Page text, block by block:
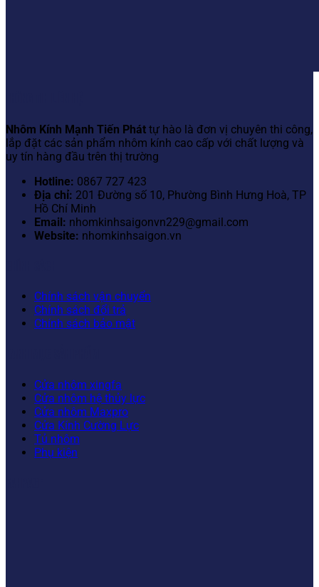
Nhôm Kính Mạnh Tiến Phát tự hào là đơn vị chuyên thi công,
lắp đặt các sản phẩm nhôm kính cao cấp với chất lượng và
uy tín hàng đầu trên thị trường
Hotline: 0867 727 423
Địa chỉ: 201 Đường số 10, Phường Bình Hưng Hoà, TP
Hồ Chí Minh
Email: nhomkinhsaigonvn229@gmail.com
Website: nhomkinhsaigon.vn
Chính sách vận chuyển
Chính sách đổi trả
Chính sách bảo mật
Cửa nhôm xingfa
Cửa nhôm hệ thủy lực
Cửa nhôm Maxpro
Cửa Kính Cường Lực
Tủ nhôm
Phụ kiện